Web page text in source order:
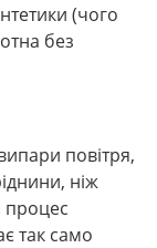
(чого
без
повітря,
ніж
процес
так само